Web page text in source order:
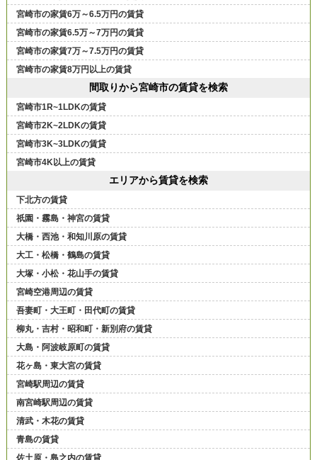
宮崎市の家賃6万～6.5万円の賃貸
宮崎市の家賃6.5万～7万円の賃貸
宮崎市の家賃7万～7.5万円の賃貸
宮崎市の家賃8万円以上の賃貸
間取りから宮崎市の賃貸を検索
宮崎市1R~1LDKの賃貸
宮崎市2K~2LDKの賃貸
宮崎市3K~3LDKの賃貸
宮崎市4K以上の賃貸
エリアから賃貸を検索
下北方の賃貸
祇園・霧島・神宮の賃貸
大橋・西池・和知川原の賃貸
大工・松橋・鶴島の賃貸
大塚・小松・花山手の賃貸
宮崎空港周辺の賃貸
吾妻町・大王町・田代町の賃貸
柳丸・吉村・昭和町・新別府の賃貸
大島・阿波岐原町の賃貸
花ヶ島・東大宮の賃貸
宮崎駅周辺の賃貸
南宮崎駅周辺の賃貸
清武・木花の賃貸
青島の賃貸
佐土原・島之内の賃貸